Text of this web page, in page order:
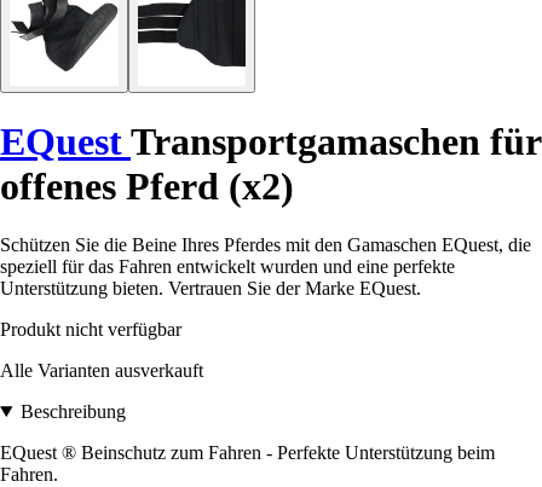
EQuestTransportgamaschen für
offenes Pferd (x2)
Schützen Sie die Beine Ihres Pferdes mit den Gamaschen EQuest, die
speziell für das Fahren entwickelt wurden und eine perfekte
Unterstützung bieten. Vertrauen Sie der Marke EQuest.
Produkt nicht verfügbar
Alle Varianten ausverkauft
Beschreibung
EQuest ® Beinschutz zum Fahren - Perfekte Unterstützung beim
Fahren.